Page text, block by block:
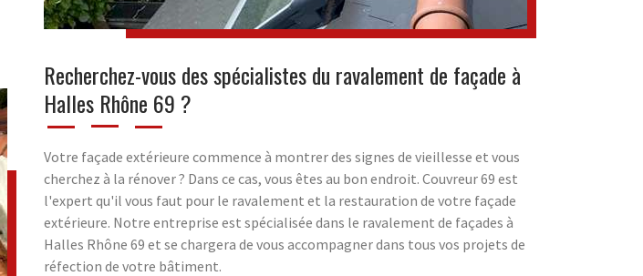
Recherchez-vous des spécialistes du ravalement de façade à
Halles Rhône 69 ?
Votre façade extérieure commence à montrer des signes de vieillesse et vous
cherchez à la rénover ? Dans ce cas, vous êtes au bon endroit. Couvreur 69 est
l'expert qu'il vous faut pour le ravalement et la restauration de votre façade
extérieure. Notre entreprise est spécialisée dans le ravalement de façades à
Halles Rhône 69 et se chargera de vous accompagner dans tous vos projets de
réfection de votre bâtiment.